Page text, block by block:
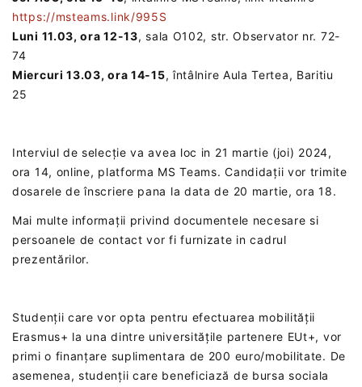
https://msteams.link/995S
Luni 11.03, ora 12-13, sala O102, str. Observator nr. 72-
74
Miercuri 13.03, ora 14-15, întâlnire Aula Tertea, Baritiu
25
Interviul de selecție va avea loc in 21 martie (joi) 2024,
ora 14, online, platforma MS Teams. Candidații vor trimite
dosarele de înscriere pana la data de 20 martie, ora 18.
Mai multe informații privind documentele necesare si
persoanele de contact vor fi furnizate in cadrul
prezentărilor.
Studenții care vor opta pentru efectuarea mobilității
Erasmus+ la una dintre universitățile partenere EUt+, vor
primi o finanțare suplimentara de 200 euro/mobilitate. De
asemenea, studenții care beneficiază de bursa sociala